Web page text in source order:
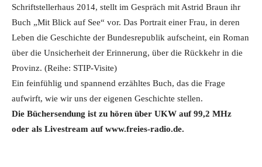
Schriftstellerhaus 2014, stellt im Gespräch mit Astrid Braun ihr
Buch „Mit Blick auf See“ vor. Das Portrait einer Frau, in deren
Leben die Geschichte der Bundesrepublik aufscheint, ein Roman
über die Unsicherheit der Erinnerung, über die Rückkehr in die
Provinz. (Reihe: STIP-Visite)
Ein feinfühlig und spannend erzähltes Buch, das die Frage
aufwirft, wie wir uns der eigenen Geschichte stellen.
Die Büchersendung ist zu hören über UKW auf 99,2 MHz
oder als Livestream auf www.freies-radio.de.